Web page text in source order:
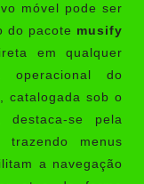
móvel pode ser
do pacote musify
em qualquer
operacional do
catalogada sob o
, destaca-se pela
trazendo menus
a navegação